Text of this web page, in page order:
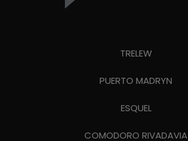
TRELEW
PUERTO MADRYN
ESQUEL
COMODORO RIVADAVIA